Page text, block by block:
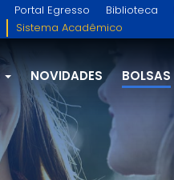
Portal Egresso Biblioteca
Sistema Acadêmico
NOVIDADES BOLSAS